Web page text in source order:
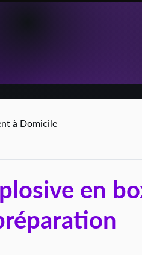
à Domicile
en